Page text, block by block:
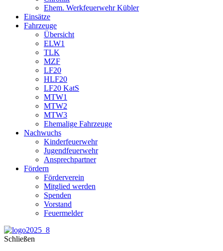
Ehem. Werkfeuerwehr Kübler
Einsätze
Fahrzeuge
Übersicht
ELW1
TLK
MZF
LF20
HLF20
LF20 KatS
MTW1
MTW2
MTW3
Ehemalige Fahrzeuge
Nachwuchs
Kinderfeuerwehr
Jugendfeuerwehr
Ansprechpartner
Fördern
Förderverein
Mitglied werden
Spenden
Vorstand
Feuermelder
Schließen